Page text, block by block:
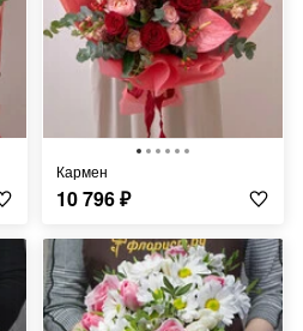
Кармен
10 796₽